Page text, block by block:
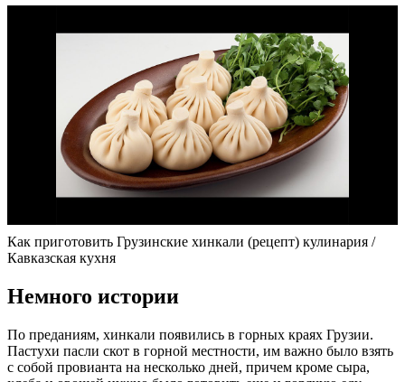
Как приготовить Грузинские хинкали (рецепт) кулинария /
Кавказская кухня
Немного истории
По преданиям, хинкали появились в горных краях Грузии.
Пастухи пасли скот в горной местности, им важно было взять
с собой провианта на несколько дней, причем кроме сыра,